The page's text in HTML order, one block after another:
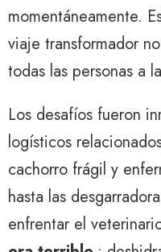
momentáneamente.
viaje transformador
todas las personas a
Los desafíos fueron
logísticos
cachorro frágil y
hasta las
enfrentar el